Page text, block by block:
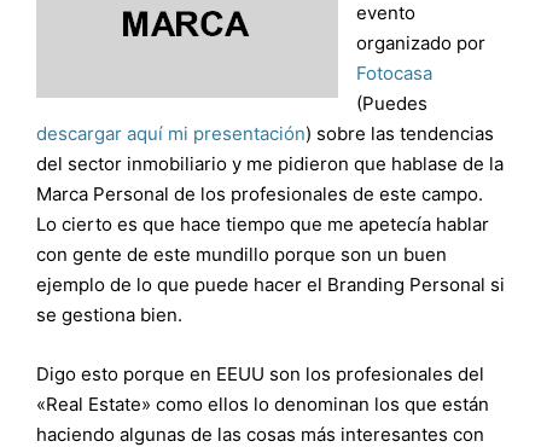
evento
organizado por
Fotocasa
(Puedes
descargar aquí mi presentación) sobre las tendencias
del sector inmobiliario y me pidieron que hablase de la
Marca Personal de los profesionales de este campo.
Lo cierto es que hace tiempo que me apetecía hablar
con gente de este mundillo porque son un buen
ejemplo de lo que puede hacer el Branding Personal si
se gestiona bien.
Digo esto porque en EEUU son los profesionales del
«Real Estate» como ellos lo denominan los que están
haciendo algunas de las cosas más interesantes con